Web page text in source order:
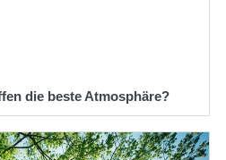
die beste Atmosphäre?